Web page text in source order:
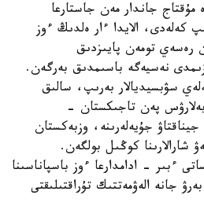
جاندار مەن جاستارعا
كەلەدى، الايدا ءار ەلدىڭ ءوز
رەسەي تومەن پايىزدىق
نەسيەگە باسىمدىق بەرگەن.
سۋبسيديالار بەرىپ، سالىق
پەن تاجىكستان -
جۇيەلەرىنە، وزبەكستان
شارالارىنا كوڭىل بولگەن.
ءبىر - ادامدارعا ءوز باسپاناسىنا
جانە الەۋمەتتىك تۇراقتىلىقتى